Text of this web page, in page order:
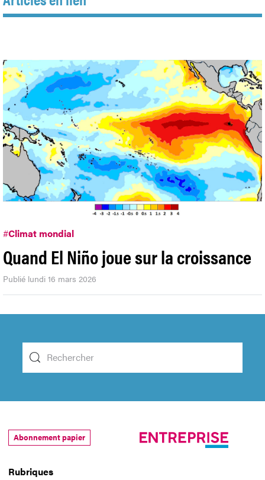
#Climat mondial
Quand El Niño joue sur la croissance
Publié lundi 16 mars 2026
Rubriques
Abonnement papier